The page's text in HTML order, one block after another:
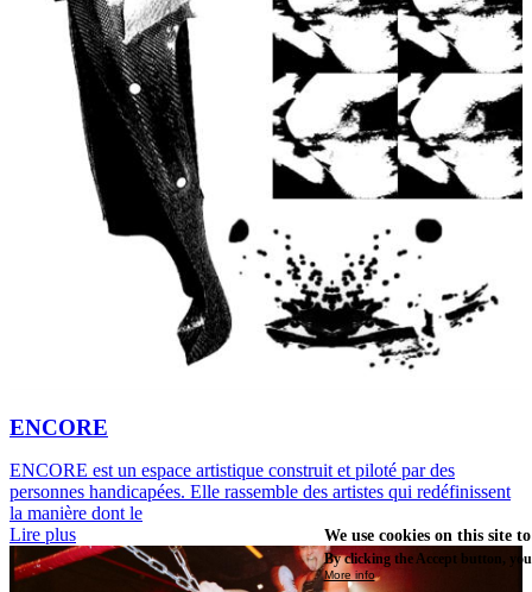
ENCORE
ENCORE est un espace artistique construit et piloté par des
personnes handicapées. Elle rassemble des artistes qui redéfinissent
la manière dont le
Lire plus
We use cookies on this site
By clicking the Accept button,
More info